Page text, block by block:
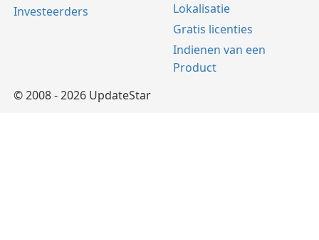
Investeerders
Lokalisatie
Gratis licenties
Indienen van een
Product
© 2008 - 2026 UpdateStar